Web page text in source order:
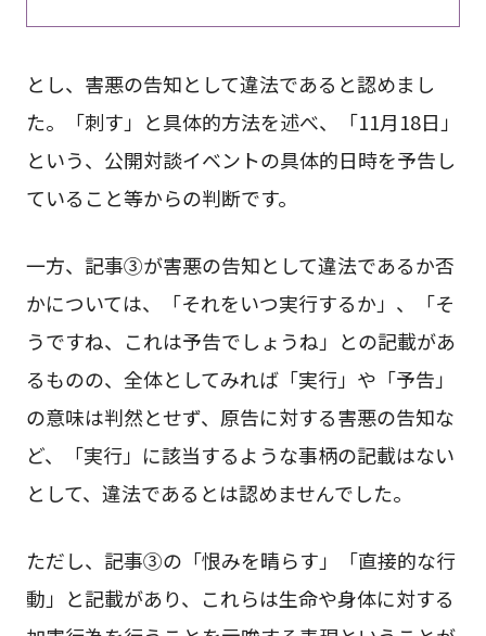
とし、害悪の告知として違法であると認めまし
た。「刺す」と具体的方法を述べ、「11月18日」
という、公開対談イベントの具体的日時を予告し
ていること等からの判断です。
一方、記事③が害悪の告知として違法であるか否
かについては、「それをいつ実行するか」、「そ
うですね、これは予告でしょうね」との記載があ
るものの、全体としてみれば「実行」や「予告」
の意味は判然とせず、原告に対する害悪の告知な
ど、「実行」に該当するような事柄の記載はない
として、違法であるとは認めませんでした。
ただし、記事③の「恨みを晴らす」「直接的な行
動」と記載があり、これらは生命や身体に対する